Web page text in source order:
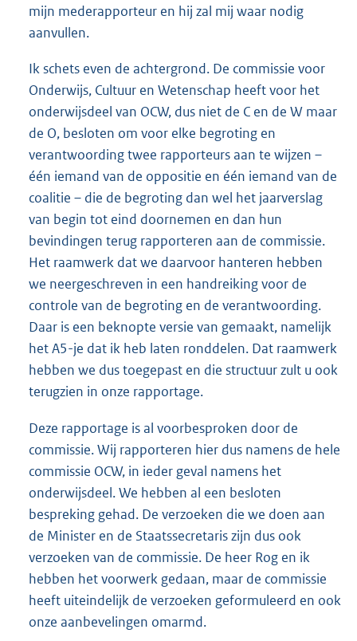
mijn mederapporteur en hij zal mij waar nodig
aanvullen.
Ik schets even de achtergrond. De commissie voor
Onderwijs, Cultuur en Wetenschap heeft voor het
onderwijsdeel van OCW, dus niet de C en de W maar
de O, besloten om voor elke begroting en
verantwoording twee rapporteurs aan te wijzen –
één iemand van de oppositie en één iemand van de
coalitie – die de begroting dan wel het jaarverslag
van begin tot eind doornemen en dan hun
bevindingen terug rapporteren aan de commissie.
Het raamwerk dat we daarvoor hanteren hebben
we neergeschreven in een handreiking voor de
controle van de begroting en de verantwoording.
Daar is een beknopte versie van gemaakt, namelijk
het A5-je dat ik heb laten ronddelen. Dat raamwerk
hebben we dus toegepast en die structuur zult u ook
terugzien in onze rapportage.
Deze rapportage is al voorbesproken door de
commissie. Wij rapporteren hier dus namens de hele
commissie OCW, in ieder geval namens het
onderwijsdeel. We hebben al een besloten
bespreking gehad. De verzoeken die we doen aan
de Minister en de Staatssecretaris zijn dus ook
verzoeken van de commissie. De heer Rog en ik
hebben het voorwerk gedaan, maar de commissie
heeft uiteindelijk de verzoeken geformuleerd en ook
onze aanbevelingen omarmd.